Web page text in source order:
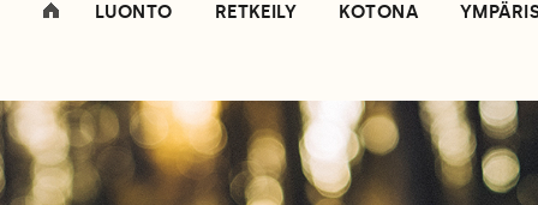
LUONTO RETKEILY KOTONA